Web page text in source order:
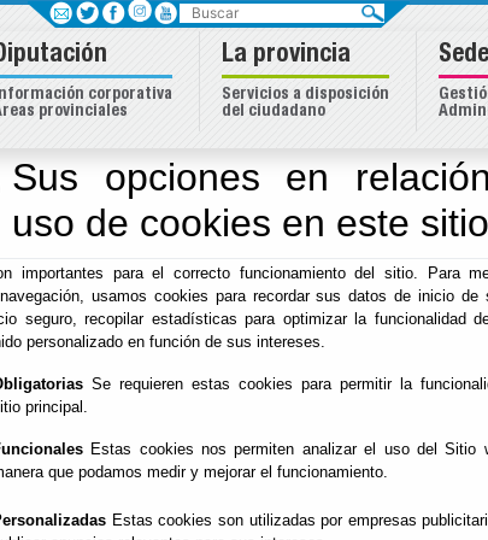
Sus opciones en
uso de cookies en este sitio
importantes para el correcto funcionamiento del sitio. Para
usamos cookies para recordar sus datos de inicio de
seguro, recopilar estadísticas para optimizar la funcionalidad
personalizado en función de sus intereses.
Se requieren estas cookies para permitir la
principal.
Estas cookies nos permiten analizar el uso del Sitio
que podamos medir y mejorar el funcionamiento.
Estas cookies son utilizadas por empresas
Inicio -Diputación - Indicadores de transparencia -
INDICADORES DE TRANSPARENCIA
Diputaciones TI
33. Procedimiento para el ejercicio del derecho de
Reutilización sin solicitud previa ni sujeción a condiciones
34. Carta/s de Servicios provinciales, y grado de
(TODAS LAS ÁREAS)
35. Acciones de apoyo para colectivos como
Buscar
corporativa
provinciales
La provincia
Servicios a disposición
del ciudadano